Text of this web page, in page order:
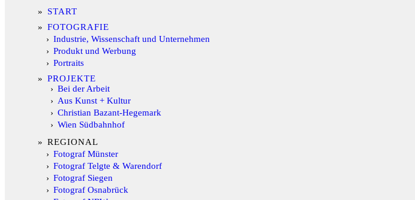
START
FOTOGRAFIE
Industrie, Wissenschaft und Unternehmen
Produkt und Werbung
Portraits
PROJEKTE
Bei der Arbeit
Aus Kunst + Kultur
Christian Bazant-Hegemark
Wien Südbahnhof
REGIONAL
Fotograf Münster
Fotograf Telgte & Warendorf
Fotograf Siegen
Fotograf Osnabrück